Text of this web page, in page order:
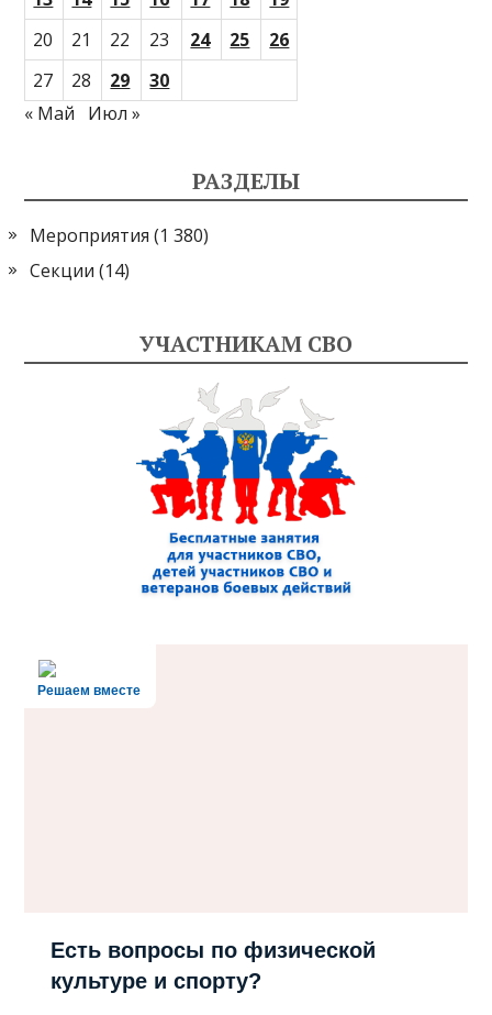
20
21 22 23 24 25
26
27
28 29
30
« Май
Июл »
РАЗДЕЛЫ
Мероприятия (1 380)
Секции (14)
УЧАСТНИКАМ СВО
Решаем вместе
Есть вопросы по физической
культуре и спорту?